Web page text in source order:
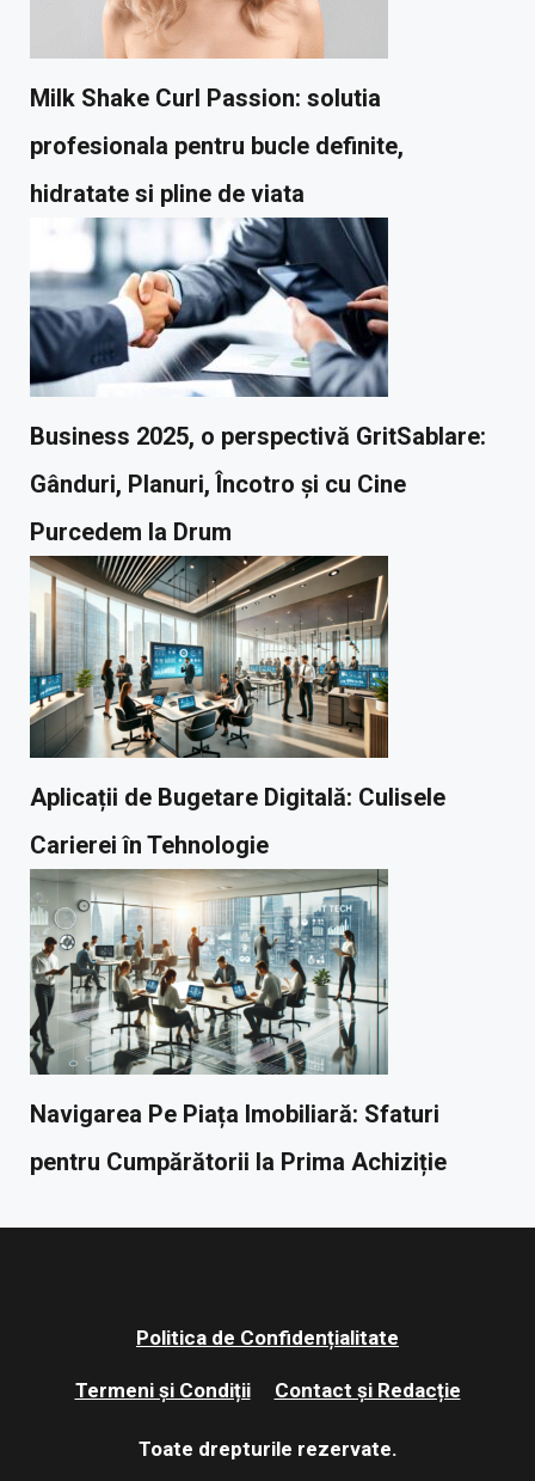
Milk Shake Curl Passion: solutia
profesionala pentru bucle definite,
hidratate si pline de viata
Business 2025, o perspectivă GritSablare:
Gânduri, Planuri, Încotro și cu Cine
Purcedem la Drum
Aplicații de Bugetare Digitală: Culisele
Carierei în Tehnologie
Navigarea Pe Piața Imobiliară: Sfaturi
pentru Cumpărătorii la Prima Achiziție
Politica de Confidențialitate
Termeni și Condiții Contact și Redacție
Toate drepturile rezervate.